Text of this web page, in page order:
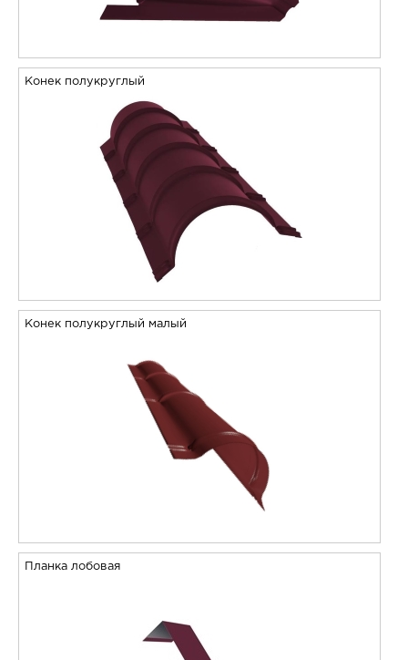
Конек полукруглый
Конек полукруглый малый
Планка лобовая